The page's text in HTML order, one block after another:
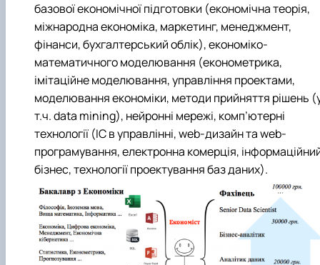
базової економічної підготовки (економічна теорія,
міжнародна економіка, маркетинг, менеджмент,
фінанси, бухгалтерський облік), економіко-
математичного моделювання (економетрика,
імітаційне моделювання, управління проектами,
моделювання економіки, методи прийняття рішень
т.ч. data mining), нейронні мережі, комп’ютерні
технології (ІС в управлінні, web-дизайн та web-
програмування, електронна комерція,
бізнес, технології проектування баз даних).